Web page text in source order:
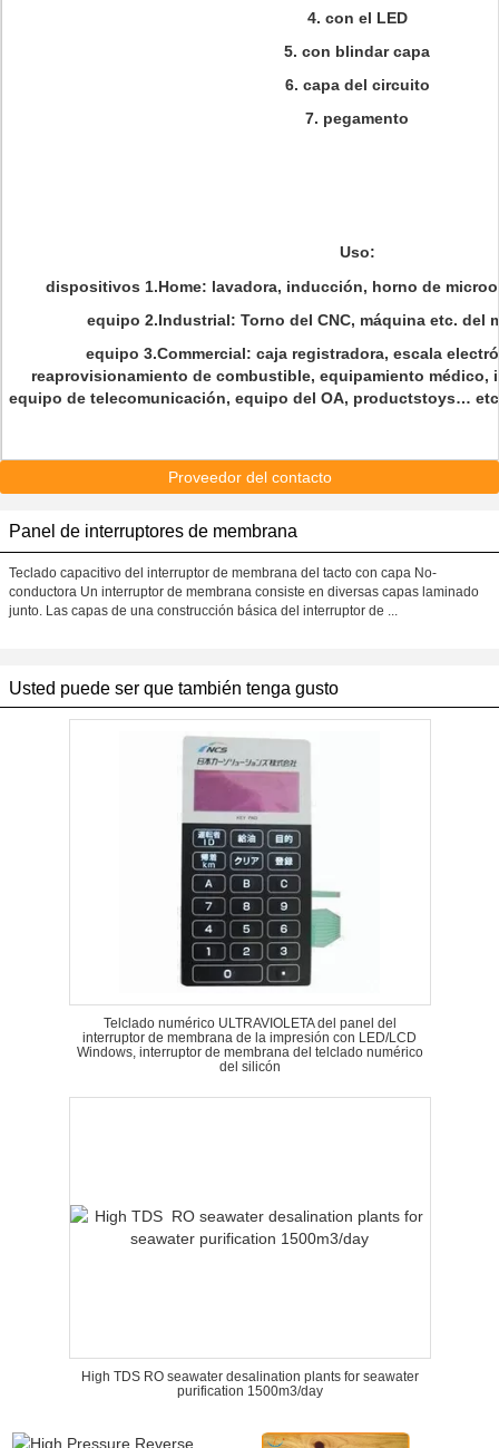
4. con el LED
5. con blindar capa
6. capa del circuito
7. pegamento
Uso:
dispositivos 1.Home: lavadora, inducción, horno de
equipo 2.Industrial: Torno del CNC, máquina etc. del
equipo 3.Commercial: caja registradora, escala
reaprovisionamiento de combustible, equipamiento médico,
equipo de telecomunicación, equipo del OA, productstoys…
Proveedor del contacto
Panel de interruptores de membrana
Teclado capacitivo del interruptor de membrana del tacto con capa No-
conductora Un interruptor de membrana consiste en diversas capas laminado
junto. Las capas de una construcción básica del interruptor de ...
Usted puede ser que también tenga gusto
Telclado numérico ULTRAVIOLETA del panel del
interruptor de membrana de la impresión con LED/LCD
Windows, interruptor de membrana del telclado numérico
del silicón
High TDS RO seawater desalination plants for seawater
purification 1500m3/day